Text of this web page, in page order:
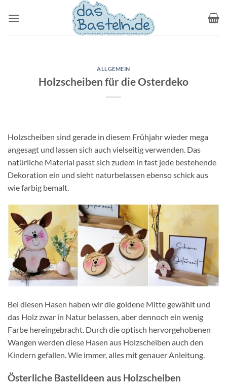
Inhalt
ALLGEMEIN
Holzscheiben für die Osterdeko
Holzscheiben sind gerade in diesem Frühjahr wieder mega
angesagt und lassen sich auch vielseitig verwenden. Das
natürliche Material passt sich zudem in fast jede bestehende
Dekoration ein und sieht naturbelassen ebenso schick aus
wie farbig bemalt.
Bei diesen Hasen haben wir die goldene Mitte gewählt und
das Holz zwar in Natur belassen, aber dennoch ein wenig
Farbe hereingebracht. Durch die optisch hervorgehobenen
Wangen werden diese Hasen aus Holzscheiben auch den
Kindern gefallen. Wie immer, alles mit genauer Anleitung.
Österliche Bastelideen aus Holzscheiben